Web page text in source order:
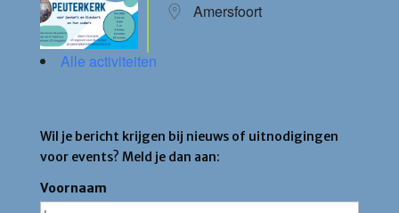
Amersfoort
Alle activiteiten
Wil je bericht krijgen bij nieuws of uitnodigingen
voor events? Meld je dan aan:
Voornaam